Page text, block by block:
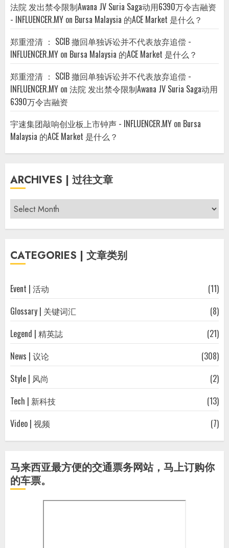
法院 发出禁令限制Awana JV Suria Saga动用6390万令吉融资
- INFLUENCER.MY on Bursa Malaysia 的ACE Market 是什么？
郑重澄清 ： SCIB 撤回单独诉讼并不代表放弃追偿 -
INFLUENCER.MY on Bursa Malaysia 的ACE Market 是什么？
郑重澄清 ： SCIB 撤回单独诉讼并不代表放弃追偿 -
INFLUENCER.MY on 法院 发出禁令限制Awana JV Suria Saga动用
6390万令吉融资
宇速集团敲响创业板上市钟声 - INFLUENCER.MY on Bursa
Malaysia 的ACE Market 是什么？
ARCHIVES | 过往文章
Archives
|
过
文
CATEGORIES | 文章类别
Event | 活动
(11)
Glossary | 关键词汇
(8)
Legend | 精英誌
(21)
News | 议论
(308)
Style | 风尚
(2)
Tech | 新科技
(13)
Video | 视频
(7)
马来西亚最方便的交通票务网站，马上订购你
的车票。